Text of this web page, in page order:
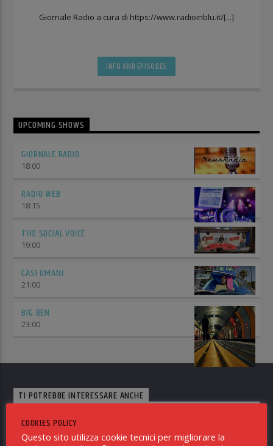
Giornale Radio a cura di https://www.radioinblu.it/[...]
INFO AND EPISODES
UPCOMING SHOWS
GIORNALE RADIO
18:00
RADIO WEB
18:15
THE SOCIAL VOICE
19:00
CASI UMANI
21:00
BIG BEN
23:00
TI POTREBBE INTERESSARE ANCHE
NOTIZIE SAN GIULIANO TERME
COOKIES POLICY
Questo sito utilizza cookie tecnici per migliorare la